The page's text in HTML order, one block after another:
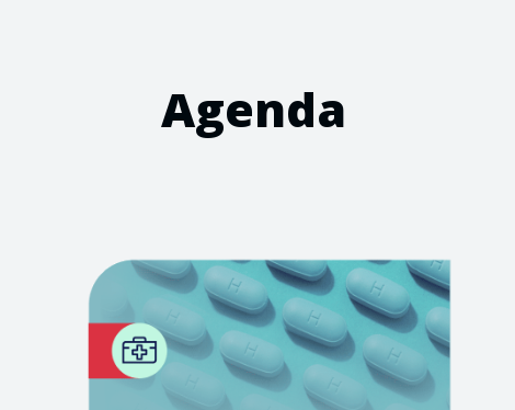
Agenda